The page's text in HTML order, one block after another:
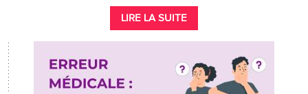
LIRE LA SUITE